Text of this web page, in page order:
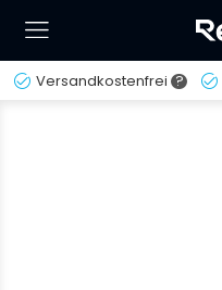
Versandkostenfrei ?